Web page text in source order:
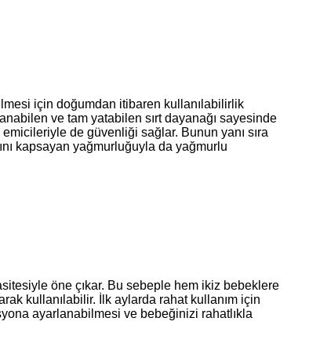
için doğumdan itibaren kullanılabilirlik
ve tam yatabilen sırt dayanağı sayesinde
de güvenliği sağlar. Bunun yanı sıra
kapsayan yağmurluğuyla da yağmurlu
öne çıkar. Bu sebeple hem ikiz bebeklere
kullanılabilir. İlk aylarda rahat kullanım için
ayarlanabilmesi ve bebeğinizi rahatlıkla